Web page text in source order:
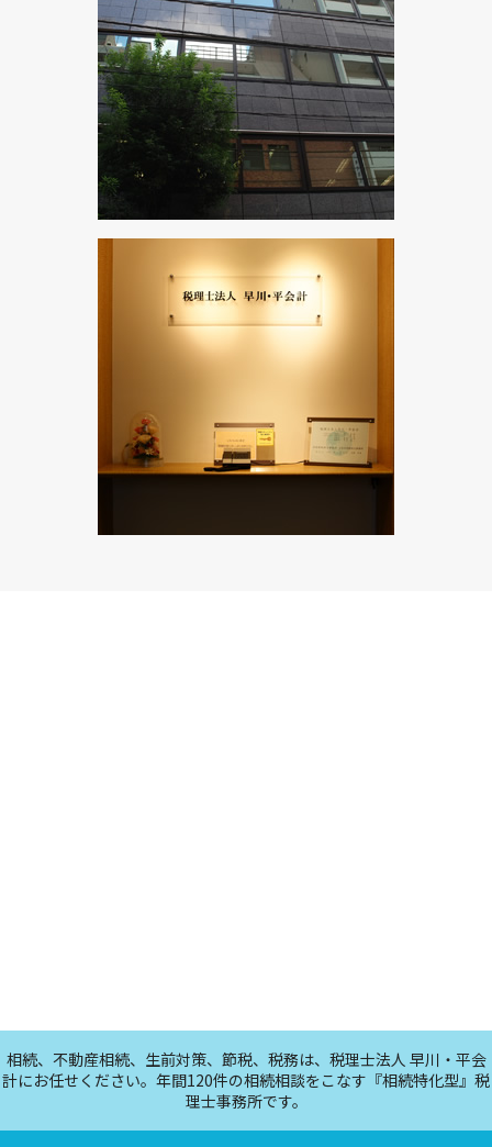
相続、不動産相続、生前対策、節税、税務は、税理士法人 早川・平会
計にお任せください。年間120件の相続相談をこなす『相続特化型』税
理士事務所です。